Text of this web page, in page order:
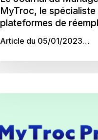
MyTroc, le spécialiste
plateformes de
Article du 05/01/2023…